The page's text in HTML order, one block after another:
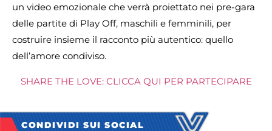
un video emozionale che verrà proiettato nei pre-gara
delle partite di Play Off, maschili e femminili, per
costruire insieme il racconto più autentico: quello
dell’amore condiviso.
SHARE THE LOVE: CLICCA QUI PER PARTECIPARE
CONDIVIDI SUI SOCIAL